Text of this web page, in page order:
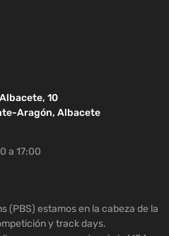
10
Aragón, Albacete
a 17:00
(PBS) estamos en la cabeza de la
y track days.